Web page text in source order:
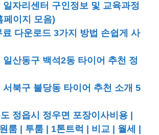
일자리센터 구인정보 및 교육과정
페이지 모음)
료 다운로드 3가지 방법 손쉽게 사
일산동구 백석2동 타이어 추천 정
서북구 불당동 타이어 추천 소개 5
정읍시 정우면 포장이사비용 |
룸 | 투룸 | 1톤트럭 | 비교 | 월세 |